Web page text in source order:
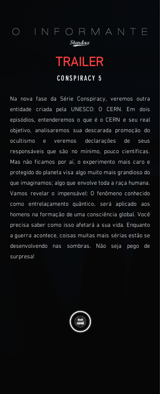
TRAILER
CONSPIRACY 5
Na nova fase da Série Conspiracy, veremos outra
entidade criada pela UNESCO: O CERN. Em dois
episódios, entenderemos o que é o CERN e seu real
objetivo, analisaremos sua descarada promoção do
ocultismo e veremos declarações de seus
responsáveis que são no mínimo, pouco científicas.
Mas não ficamos por aí, o experimento mais caro e
protegido do planeta visa algo muito mais grandioso do
que imaginamos; algo que envolve toda a raça humana.
Vamos revelar o impensável: O fenômeno conhecido
como entrelaçamento quântico, será aplicado aos
homens na formação de uma consciência global. Você
precisa saber como isso afetará a sua vida. Enquanto
a guerra acontece, coisas muitas mais sérias estão se
desenvolvendo nas sombras. Não seja pego de
surpresa!